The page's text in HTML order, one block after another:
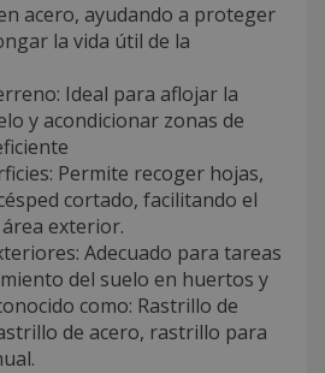
acero, ayudando a proteger
la vida útil de la
Ideal para aflojar la
y acondicionar zonas de
Permite recoger hojas,
cortado, facilitando el
exterior.
Adecuado para tareas
del suelo en huertos y
como: Rastrillo de
de acero, rastrillo para